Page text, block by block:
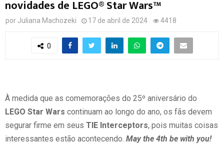
novidades de LEGO® Star Wars™
por Juliana Machozeki 17 de abril de 2024 4418
0
À medida que as comemorações do 25º aniversário do
LEGO Star Wars continuam ao longo do ano, os fãs devem
segurar firme em seus TIE Interceptors, pois muitas coisas
interessantes estão acontecendo. May the 4th be with you!